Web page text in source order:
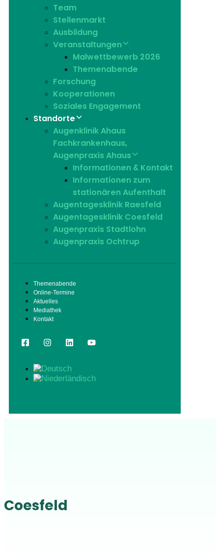
Team
Stellenmarkt
Ausbildung
Veranstaltungen
Malwettbewerb 2026
Themenabende
Forschung
Kooperationen
Soziales Engagement
Standorte
Augenklinik Ahaus
Fachkrankenhaus,
Augenpraxis Ahaus
Informationen & Kontakt
Informationen zum
stationären Aufenthalt
Augentagesklinik Raesfeld
Augentagesklinik Coesfeld
Augenpraxis Stadtlohn
Augenpraxis Ochtrup
Themenabende
Online-Termine
Aktuelles
Mediathek
Kontakt
Coesfeld